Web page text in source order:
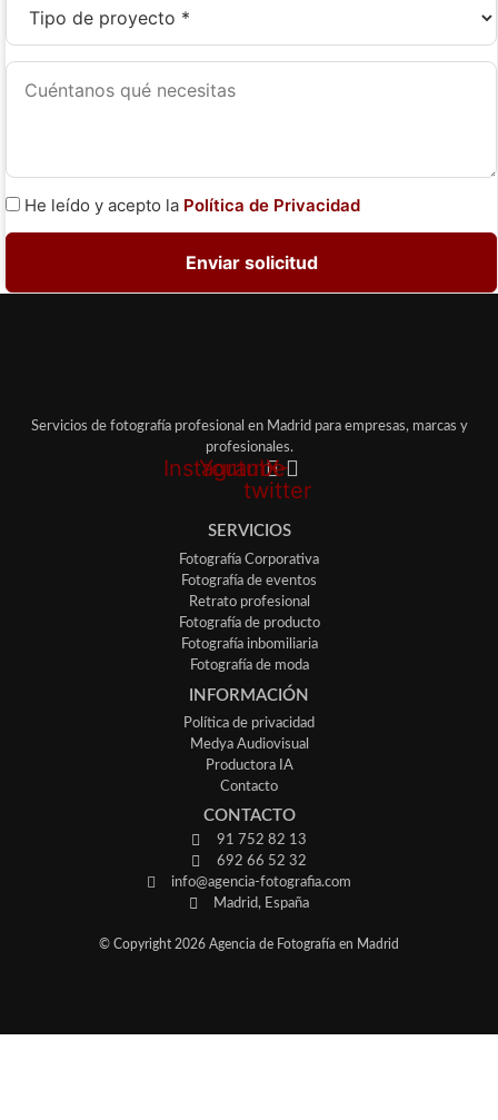
He leído y acepto la Política de Privacidad
Servicios de fotografía profesional en Madrid para empresas, marcas y
profesionales.
Instagram
Youtube
X-
twitter
SERVICIOS
Fotografía Corporativa
Fotografía de eventos
Retrato profesional
Fotografía de producto
Fotografía inbomiliaria
Fotografía de moda
INFORMACIÓN
Política de privacidad
Medya Audiovisual
Productora IA
Contacto
CONTACTO
91 752 82 13
692 66 52 32
info@agencia-fotografia.com
Madrid, España
© Copyright 2026 Agencia de Fotografía en Madrid